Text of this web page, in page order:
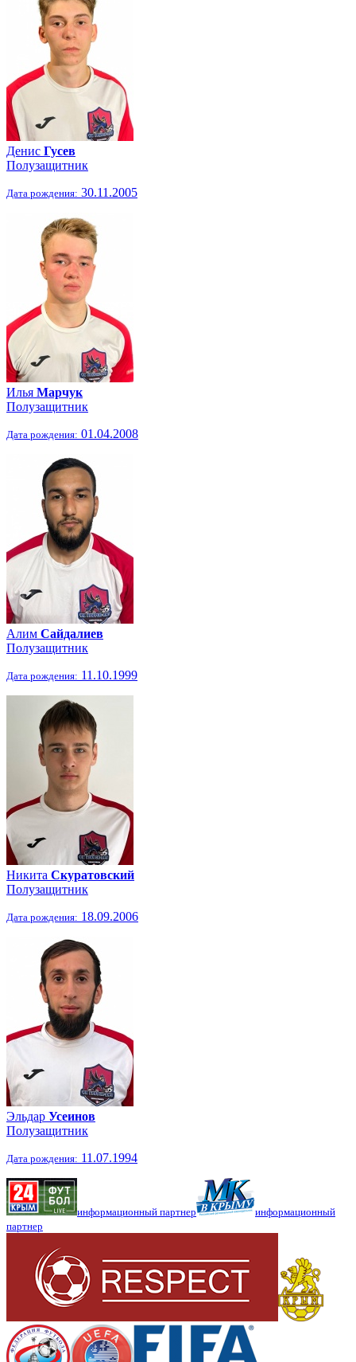
Денис Гусев
Полузащитник
Дата рождения: 30.11.2005
Илья Марчук
Полузащитник
Дата рождения: 01.04.2008
Алим Сайдалиев
Полузащитник
Дата рождения: 11.10.1999
Никита Скуратовский
Полузащитник
Дата рождения: 18.09.2006
Эльдар Усеинов
Полузащитник
Дата рождения: 11.07.1994
информационный партнер
информационный
партнер